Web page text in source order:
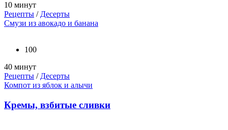
10 минут
Рецепты /Десерты
Смузи из авокадо и банана
100
40 минут
Рецепты /Десерты
Компот из яблок и алычи
Кремы, взбитые сливки